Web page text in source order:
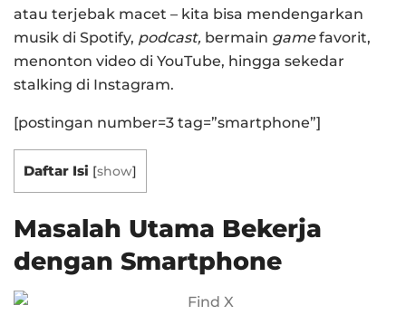
atau terjebak macet – kita bisa mendengarkan
musik di Spotify, podcast, bermain gamefavorit,
menonton video di YouTube, hingga sekedar
stalking di Instagram.
[postingan number=3 tag=”smartphone”]
Daftar Isi [show]
Masalah Utama Bekerja
dengan Smartphone